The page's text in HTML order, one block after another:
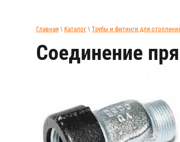
Главная \ Каталог \ Трубы и фитинги для
Соединение